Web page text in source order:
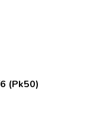
(Pk50)